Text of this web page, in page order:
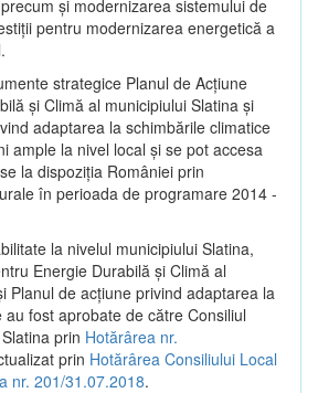
şi modernizarea sistemului de
pentru modernizarea energetică a
strategice Planul de Acţiune
şi Climă al municipiului Slatina şi
adaptarea la schimbările climatice
ample la nivel local şi se pot accesa
la dispoziţia României prin
în perioada de programare 2014 -
la nivelul municipiului Slatina,
Energie Durabilă şi Climă al
Planul de acţiune privind adaptarea la
fost aprobate de către Consiliul
prin Hotărârea nr.
prin Hotărârea Consiliului Local
nr. 201/31.07.2018.